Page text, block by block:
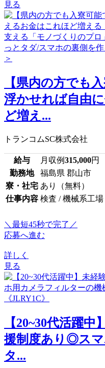
見る
【県内の方でも
浮かせれば自由
ど増え...
トランコムSC株式会社
給与 月収例315,000円
勤務地
福島県 郡山市
寮・社宅 あり（無料）
仕事内容 検査 / 機械系工場
＼最短45秒で完了／
応募へ進む
詳しく
見る
【20~30代活躍
援制度あり◎ス
タ...